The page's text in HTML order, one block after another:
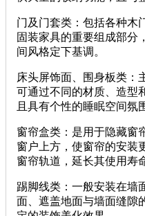
门及门套类：包括各种木
固装家具的重要组成部分
间风格定下基调。
床头屏饰面、围身板类：
可通过不同的材质、造型
且具有个性的睡眠空间氛
窗帘盒类：是用于隐藏窗
窗户上方，使窗帘的安装
窗帘轨道，延长其使用寿
踢脚线类：一般安装在墙
面、遮盖地面与墙面缝隙